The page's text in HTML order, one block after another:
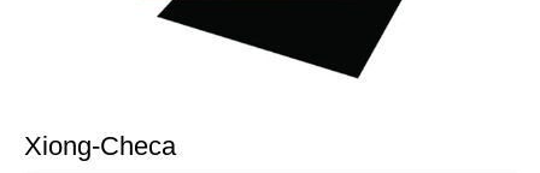
Xiong-Checa